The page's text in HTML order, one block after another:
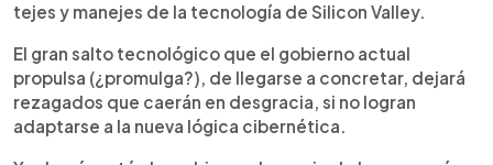
tejes y manejes de la tecnología de Silicon Valley.
El gran salto tecnológico que el gobierno actual
propulsa (¿promulga?), de llegarse a concretar, dejará
rezagados que caerán en desgracia, si no logran
adaptarse a la nueva lógica cibernética.